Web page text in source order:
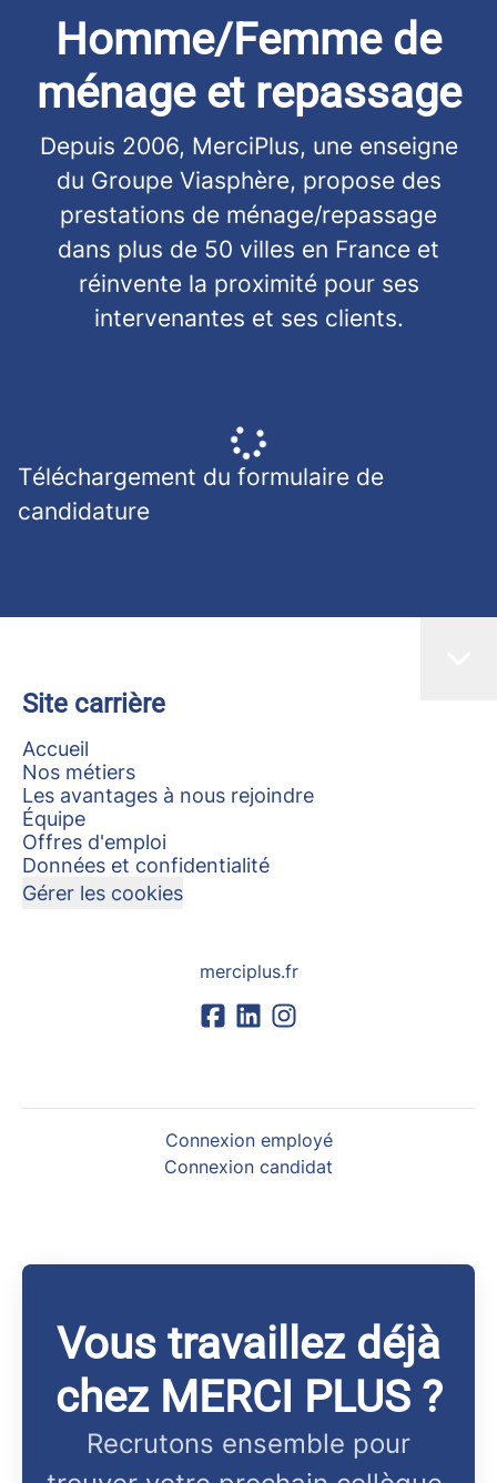
Homme/Femme de
ménage et repassage
Depuis 2006, MerciPlus, une enseigne
du Groupe Viasphère, propose des
prestations de ménage/repassage
dans plus de 50 villes en France et
réinvente la proximité pour ses
intervenantes et ses clients.
Téléchargement du formulaire de
candidature
Site carrière
Accueil
Nos métiers
Les avantages à nous rejoindre
Équipe
Offres d'emploi
Données et confidentialité
Gérer les cookies
merciplus.fr
Connexion employé
Connexion candidat
Vous travaillez déjà
chez MERCI PLUS ?
Recrutons ensemble pour